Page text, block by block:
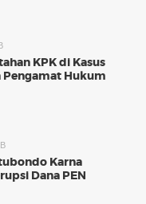
KPK di Kasus
Pengamat Hukum
Karna
Dana PEN